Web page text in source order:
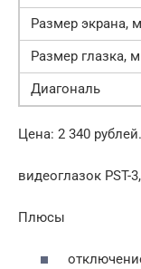
Размер экрана,
Размер глазка,
Диагональ
Цена: 2 340 рублей.
видеоглазок PST-
Плюсы